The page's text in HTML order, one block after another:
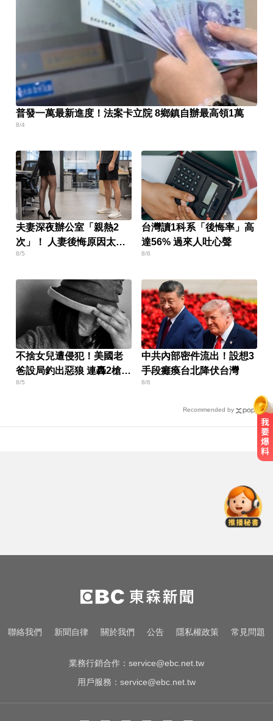
普發一萬最新進度！法案卡立院 8鄉鎮自辦最高領1萬
8/4
夫妻深夜辦公室「親熱2
次」！ 人妻後悔原因太害
羞
8/5
台灣讀1科系「後悔率」高
達56% 過來人吐心聲
8/6
不捨女兒遭侵犯！美國老
爸設局釣出惡狼 連轟2槍復
仇
8/5
中共內部密件流出！設想3
手段癱瘓台北降伏台灣
8/6
Recommended by
環法女子自行車賽爆「胸罩作
弊」！官方急出手
每天2000CC是錯的？醫師曝「喝水
聯絡我們 新聞自律 關於我們 公告 隱私權政策 常見問題
業務行銷合作： service@ebc.net.tw
用戶服務： service@ebc.net.tw